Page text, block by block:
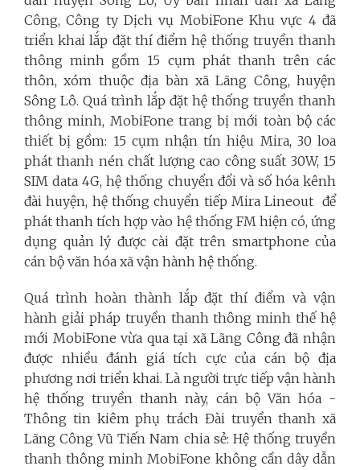
Công, Công ty Dịch vụ MobiFone Khu vực 4 đã
triển khai lắp đặt thí điểm hệ thống truyền thanh
thông minh gồm 15 cụm phát thanh trên các
thôn, xóm thuộc địa bàn xã Lãng Công, huyện
Sông Lô. Quá trình lắp đặt hệ thống truyền thanh
thông minh, MobiFone trang bị mới toàn bộ các
thiết bị gồm: 15 cụm nhận tín hiệu Mira, 30 loa
phát thanh nén chất lượng cao công suất 30W, 15
SIM data 4G, hệ thống chuyển đổi và số hóa kênh
đài huyện, hệ thống chuyển tiếp Mira Lineout để
phát thanh tích hợp vào hệ thống FM hiện có, ứng
dụng quản lý được cài đặt trên smartphone của
cán bộ văn hóa xã vận hành hệ thống.
Quá trình hoàn thành lắp đặt thí điểm và vận
hành giải pháp truyền thanh thông minh thế hệ
mới MobiFone vừa qua tại xã Lãng Công đã nhận
được nhiều đánh giá tích cực của cán bộ địa
phương nơi triển khai. Là người trực tiếp vận hành
hệ thống truyền thanh này, cán bộ Văn hóa -
Thông tin kiêm phụ trách Đài truyền thanh xã
Lãng Công Vũ Tiến Nam chia sẻ: Hệ thống truyền
thanh thông minh MobiFone không cần dây dẫn